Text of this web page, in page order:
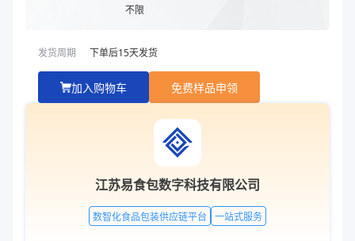
不限
发货周期 下单后15天发货
加入购物车 免费样品申领
江苏易食包数字科技有限公司
数智化食品包装供应链平台 一站式服务